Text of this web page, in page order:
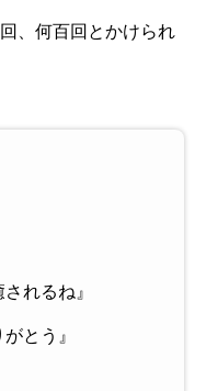
、何百回とかけられ
れるね』
とう』